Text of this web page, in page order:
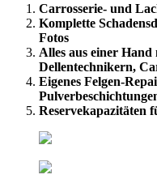
Carrosserie- und
Komplette
Fotos
Alles aus einer Hand
Dellentechnikern,
Eigenes Felgen-
Reservekapazitäten